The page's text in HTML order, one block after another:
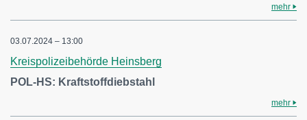
mehr
03.07.2024 – 13:00
Kreispolizeibehörde Heinsberg
POL-HS: Kraftstoffdiebstahl
mehr